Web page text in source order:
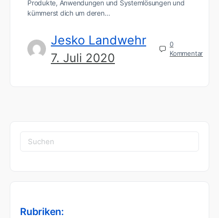
Produkte, Anwendungen und Systemlösungen und
kümmerst dich um deren…
Jesko Landwehr
7. Juli 2020
0
Kommentar
Suchen
nach:
Rubriken: